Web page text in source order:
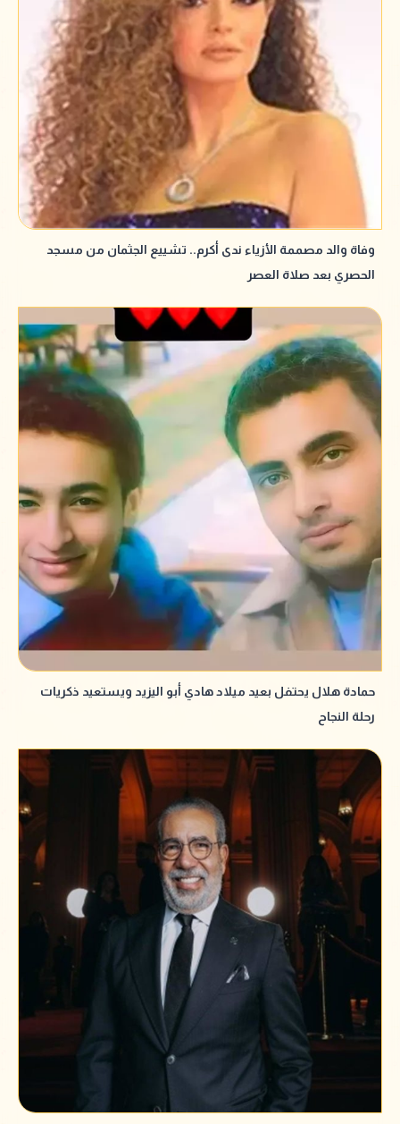
وفاة والد مصممة الأزياء ندى أكرم.. تشييع الجثمان من مسجد
الحصري بعد صلاة العصر
حمادة هلال يحتفل بعيد ميلاد هادي أبو اليزيد ويستعيد ذكريات
رحلة النجاح